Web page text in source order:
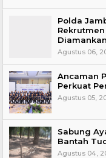
Polda
Diamankan
Agustus 06,
Ancaman
Perkuat
Agustus 05,
Sabung
Bantah
Agustus 04,